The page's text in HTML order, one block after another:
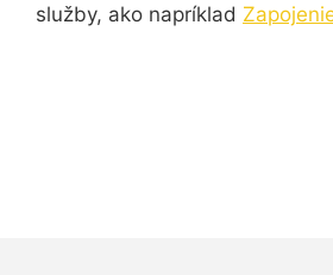
služby, ako napríklad